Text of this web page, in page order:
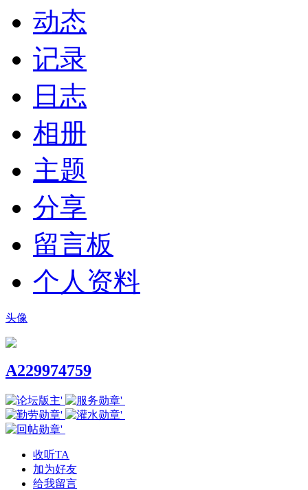
动态
记录
日志
相册
主题
分享
留言板
个人资料
头像
A229974759
收听TA
加为好友
给我留言